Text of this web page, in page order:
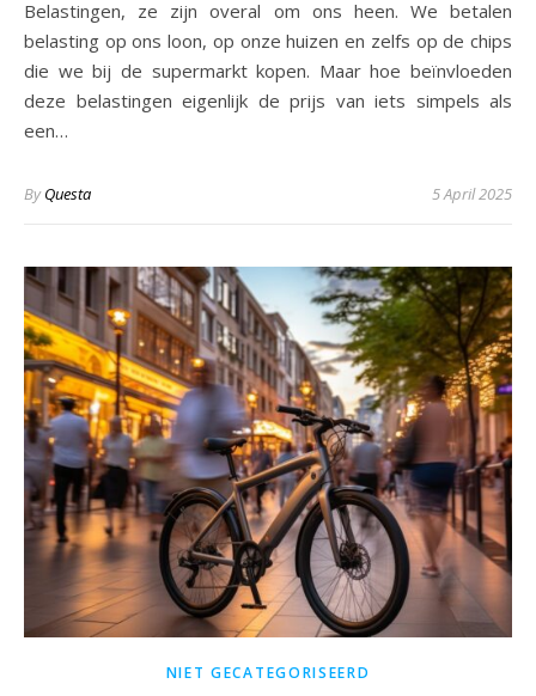
Belastingen, ze zijn overal om ons heen. We betalen
belasting op ons loon, op onze huizen en zelfs op de chips
die we bij de supermarkt kopen. Maar hoe beïnvloeden
deze belastingen eigenlijk de prijs van iets simpels als
een…
ByQuesta 5 April 2025
NIET GECATEGORISEERD